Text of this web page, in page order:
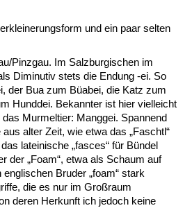
und ein paar selten
Pinzgau. Im Salzburgischen im
Diminutiv stets die Endung -ei. So
der Bua zum Büabei, die Katz zum
Hunddei. Bekannter ist hier vielleicht
Murmeltier: Manggei. Spannend
alter Zeit, wie etwa das „Faschtl“
lateinische „fasces“ für Bündel
der „Foam“, etwa als Schaum auf
Bruder „foam“ stark
die es nur im Großraum
deren Herkunft ich jedoch keine